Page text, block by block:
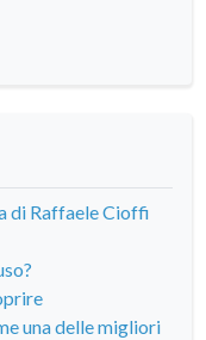
di Raffaele Cioffi
una delle migliori